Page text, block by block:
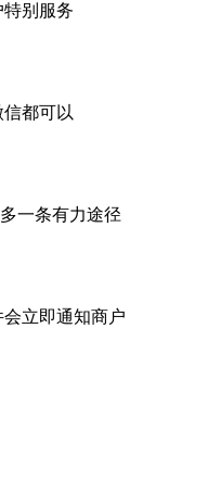
别服务
都可以
一条有力途径
立即通知商户